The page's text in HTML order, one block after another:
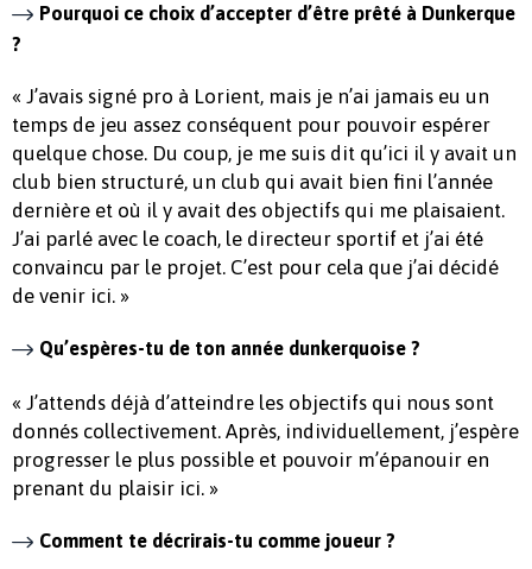
Pourquoi ce choix d’accepter d’être prêté à Dunkerque
?
« J’avais signé pro à Lorient, mais je n’ai jamais eu un
temps de jeu assez conséquent pour pouvoir espérer
quelque chose. Du coup, je me suis dit qu’ici il y avait un
club bien structuré, un club qui avait bien fini l’année
dernière et où il y avait des objectifs qui me plaisaient.
J’ai parlé avec le coach, le directeur sportif et j’ai été
convaincu par le projet. C’est pour cela que j’ai décidé
de venir ici. »
Qu’espères-tu de ton année dunkerquoise ?
« J’attends déjà d’atteindre les objectifs qui nous sont
donnés collectivement. Après, individuellement, j’espère
progresser le plus possible et pouvoir m’épanouir en
prenant du plaisir ici. »
Comment te décrirais-tu comme joueur ?